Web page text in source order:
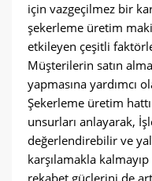
için vazgeçilmez bir
şekerleme üretim
etkileyen çeşitli
Müşterilerin satın
yapmasına yardımcı
Şekerleme üretim
unsurları anlayarak,
değerlendirebilir ve
karşılamakla
rekabet güçlerini de